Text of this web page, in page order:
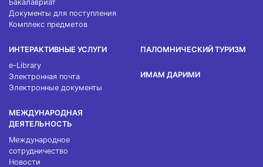
Бакалавриат
Документы для поступления
Комплекс предметов
ИНТЕРАКТИВНЫЕ УСЛУГИ
e-Library
Электронная почта
Электронные документы
МЕЖДУНАРОДНАЯ
ДЕЯТЕЛЬНОСТЬ
Международное
сотрудничество
Новости
ПАЛОМНИЧЕСКИЙ ТУРИЗМ
ИМАМ ДАРИМИ